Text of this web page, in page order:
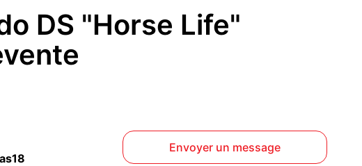
DS "Horse Life"
Envoyer un message